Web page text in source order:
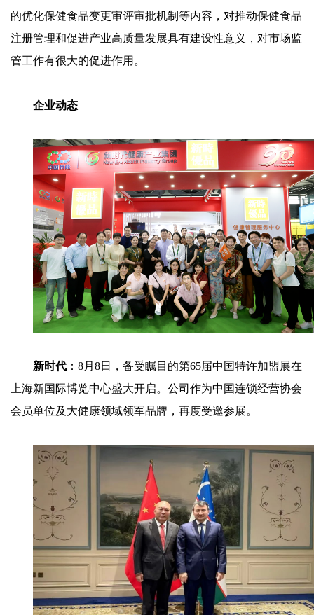
的优化保健食品变更审评审批机制等内容，对推动保健食品
注册管理和促进产业高质量发展具有建设性意义，对市场监
管工作有很大的促进作用。
企业动态
新时代 ：8月8日，备受瞩目的第65届中国特许加盟展在
上海新国际博览中心盛大开启。公司作为中国连锁经营协会
会员单位及大健康领域领军品牌，再度受邀参展。